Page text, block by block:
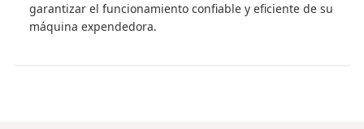
garantizar el funcionamiento confiable y eficiente de su
máquina expendedora.